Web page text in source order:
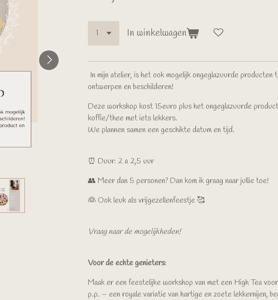
In winkelwagen
In mijn atelier, is het ook mogelijk ongeglazuurde producten
ontwerpen en beschilderen!
Deze workshop kost 15euro plus het ongeglazuurde
koffie/thee met iets lekkers.
We plannen samen een geschikte datum en tijd.
⏰ Duur: 2 a 2,5 uur
👥 Meer dan 5 personen? Dan kom ik graag naar jullie toe!
👰 Ook leuk als vrijgezellenfeestje 🥰
Vraag naar de mogelijkheden!
Voor de echte genieters:
Maak er een feestelijke workshop van met een High Tea
p.p. – een royale variatie van hartige en zoete lekkernijen,